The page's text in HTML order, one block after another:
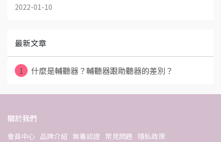
2022-01-10
最新文章
1 什麼是輔聽器？輔聽器跟助聽器的差別？
關於我們
會員中心 品牌介紹 無毒認證 常見問題 隱私政策